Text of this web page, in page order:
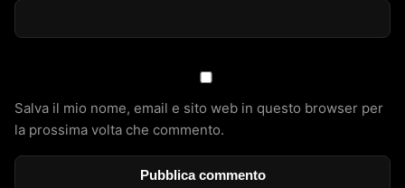
Salva il mio nome, email e sito web in questo browser per
la prossima volta che commento.